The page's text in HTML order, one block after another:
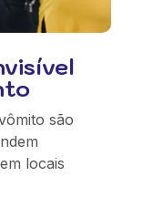
são
locais